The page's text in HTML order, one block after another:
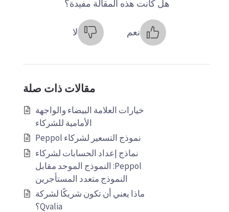
هل كانت هذه المقالة مفيدة؟
نعم لا
مقالات ذات صلة
خيارات العلامة البيضاء والواجهة
الأمامية للشركاء
نموذج التسعير لشركاء Peppol
نماذج إعداد الحسابات لشركاء
Peppol: النموذج الموحد مقابل
النموذج متعدد المستأجرين
ماذا يعني أن تكون شريكًا لشركة
Qvalia؟